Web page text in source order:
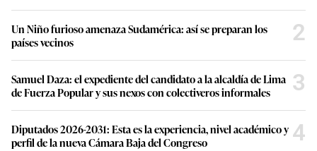
Un Niño furioso amenaza Sudamérica: así se preparan los
países vecinos
2
Samuel Daza: el expediente del candidato a la alcaldía de Lima
de Fuerza Popular y sus nexos con colectiveros informales
3
Diputados 2026-2031: Esta es la experiencia, nivel académico y
perfil de la nueva Cámara Baja del Congreso
4